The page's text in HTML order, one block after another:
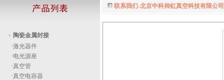
陶瓷金属封接
·激光器件
·电光源座
·真空管
·真空电容器
联系我们-北京中科帅虹真空科技有限公